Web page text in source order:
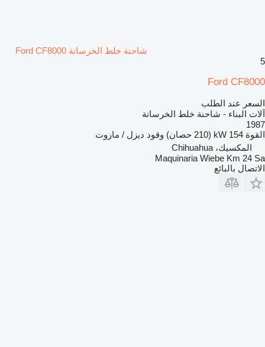
شاحنة خلط الخرسانة Ford CF8000
5
Ford CF8000
السعر عند الطلب
آلات البناء - شاحنة خلط الخرسانة
1987
القوة 154 kW (210 حصان) وقود ديزل / مازوت
المكسيك، Chihuahua
Maquinaria Wiebe Km 24 Sa
الاتصال بالبائع